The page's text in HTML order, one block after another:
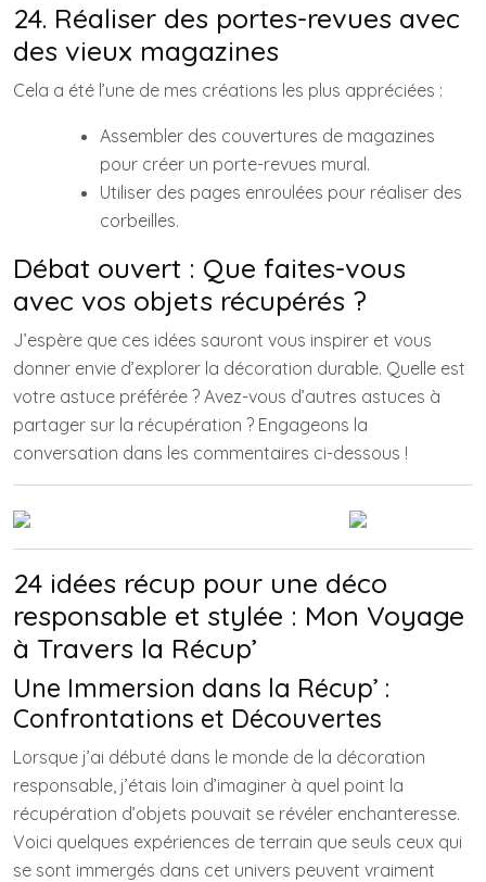
24. Réaliser des portes-revues avec
des vieux magazines
Cela a été l’une de mes créations les plus appréciées :
Assembler des couvertures de magazines
pour créer un porte-revues mural.
Utiliser des pages enroulées pour réaliser des
corbeilles.
Débat ouvert : Que faites-vous
avec vos objets récupérés ?
J’espère que ces idées sauront vous inspirer et vous
donner envie d’explorer la décoration durable. Quelle est
votre astuce préférée ? Avez-vous d’autres astuces à
partager sur la récupération ? Engageons la
conversation dans les commentaires ci-dessous !
24 idées récup pour une déco
responsable et stylée : Mon Voyage
à Travers la Récup’
Une Immersion dans la Récup’ :
Confrontations et Découvertes
Lorsque j’ai débuté dans le monde de la décoration
responsable, j’étais loin d’imaginer à quel point la
récupération d’objets pouvait se révéler enchanteresse.
Voici quelques expériences de terrain que seuls ceux qui
se sont immergés dans cet univers peuvent vraiment